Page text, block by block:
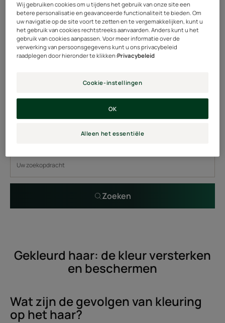
Kleurbeschermend
filter op specifiek probleem, assortiment of
producttype
Zoeken
Gekleurd haar: de kleur versterken
en beschermen
Wat zijn de gevolgen van kleuring
op het haar?
Wij gebruiken cookies om u tijdens het gebruik van onze site een
betere personalisatie en geavanceerde functionaliteit te bieden. Om
uw navigatie op de site voort te zetten en te vergemakkelijken, kunt u
het gebruik van cookies rechtstreeks aanvaarden. Anders kunt u het
gebruik van cookies aanpassen. Voor meer informatie over de
verwerking van persoonsgegevens kunt u ons privacybeleid
raadplegen door hieronder te klikken:Privacybeleid
Cookie-instellingen
Alleen het essentiële
OK